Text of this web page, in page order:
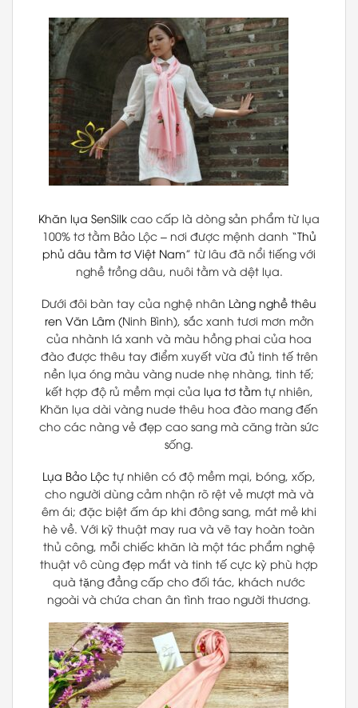
Khăn lụa SenSilk cao cấp là dòng sản phẩm từ lụa
100% tơ tằm Bảo Lộc – nơi được mệnh danh “Thủ
phủ dâu tằm tơ Việt Nam” từ lâu đã nổi tiếng với
nghề trồng dâu, nuôi tằm và dệt lụa.
Dưới đôi bàn tay của nghệ nhân Làng nghề thêu
ren Văn Lâm(Ninh Bình), sắc xanh tươi mơn mởn
của nhành lá xanh và màu hồng phai của hoa
đào được thêu tay điểm xuyết vừa đủ tinh tế trên
nền lụa óng màu vàng nude nhẹ nhàng, tinh tế;
kết hợp độ rủ mềm mại của lụa tơ tằmtự nhiên,
Khăn lụa dài vàng nude thêu hoa đào mang đến
cho các nàng vẻ đẹp cao sang mà căng tràn sức
sống.
Lụa Bảo Lộc tự nhiên có độ mềm mại, bóng, xốp,
cho người dùng cảm nhận rõ rệt vẻ mượt mà và
êm ái; đặc biệt ấm áp khi đông sang, mát mẻ khi
hè về. Với kỹ thuật may rua và vẽ tay hoàn toàn
thủ công, mỗi chiếc khăn là một tác phẩm nghệ
thuật vô cùng đẹp mắt và tinh tế cực kỳ phù hợp
quà tặng đẳng cấp cho đối tác, khách nước
ngoài và chứa chan ân tình trao người thương.